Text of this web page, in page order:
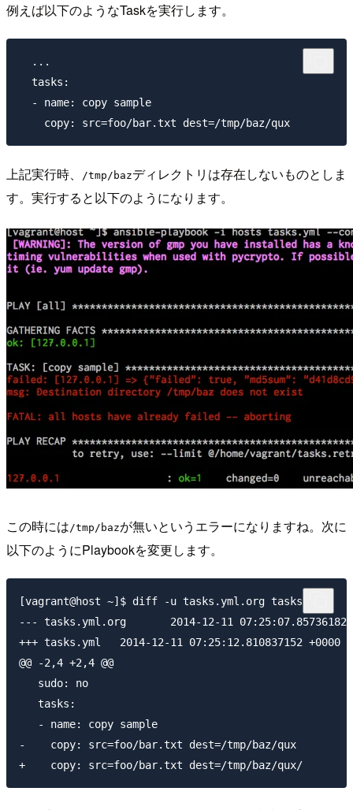
例えば以下のようなTaskを実行します。
  ...
  tasks:
  - name: copy sample
上記実行時、 /tmp/bazディレクトリは存在しないものとしま
す。実行すると以下のようになります。
この時には /tmp/bazが無いというエラーになりますね。次に
以下のようにPlaybookを変更します。
[vagrant@host ~]$ diff -u tasks.yml.org tasks.yml
--- tasks.yml.org	2014-12-11 07:25:07.857361826 +0000
+++ tasks.yml	2014-12-11 07:25:12.810837152 +0000
@@ -2,4 +2,4 @@
   sudo: no
   tasks:
   - name: copy sample
-    copy: src=foo/bar.txt dest=/tmp/baz/qux